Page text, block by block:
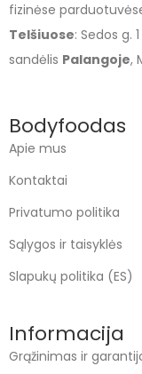
fizinėse
Telšiuose: Sedos g.
sandėlis Palangoje,
Bodyfoodas
Apie mus
Kontaktai
Privatumo politika
Sąlygos ir taisyklės
Slapukų politika (ES)
Informacija
Grąžinimas ir